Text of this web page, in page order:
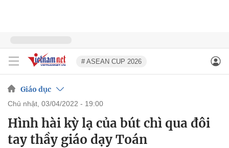
# ASEAN CUP 2026
Giáo dục
chủ nhật, 03/04/2022 - 19:00
Hình hài kỳ lạ của bút chì qua đôi
tay thầy giáo dạy Toán